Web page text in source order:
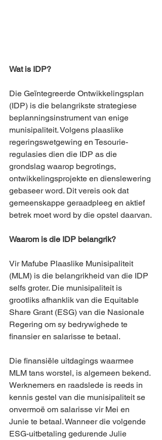
Wat is IDP?
Die Geïntegreerde Ontwikkelingsplan
(IDP) is die belangrikste strategiese
beplanningsinstrument van enige
munisipaliteit. Volgens plaaslike
regeringswetgewing en Tesourie-
regulasies dien die IDP as die
grondslag waarop begrotings,
ontwikkelingsprojekte en dienslewering
gebaseer word. Dit vereis ook dat
gemeenskappe geraadpleeg en aktief
betrek moet word by die opstel daarvan.
Waarom is die IDP belangrik?
Vir Mafube Plaaslike Munisipaliteit
(MLM) is die belangrikheid van die IDP
selfs groter. Die munisipaliteit is
grootliks afhanklik van die Equitable
Share Grant (ESG) van die Nasionale
Regering om sy bedrywighede te
finansier en salarisse te betaal.
Die finansiële uitdagings waarmee
MLM tans worstel, is algemeen bekend.
Werknemers en raadslede is reeds in
kennis gestel van die munisipaliteit se
onvermoë om salarisse vir Mei en
Junie te betaal. Wanneer die volgende
ESG-uitbetaling gedurende Julie